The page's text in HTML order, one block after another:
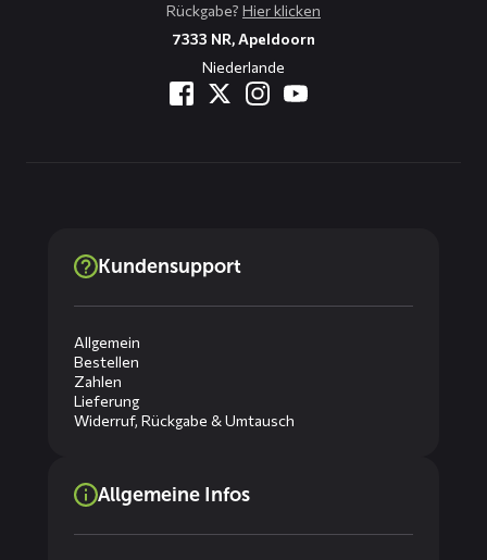
Rückgabe? Hier klicken
7333 NR, Apeldoorn
Niederlande
Kundensupport
Allgemein
Bestellen
Zahlen
Lieferung
Widerruf, Rückgabe & Umtausch
Allgemeine Infos